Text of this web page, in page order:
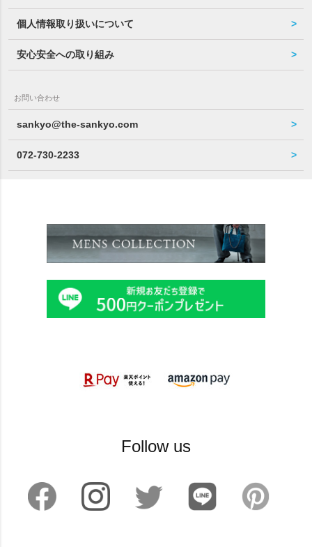
個人情報取り扱いについて
安心安全への取り組み
お問い合わせ
sankyo@the-sankyo.com
072-730-2233
Follow us